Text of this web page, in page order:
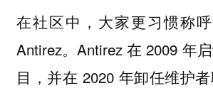
在社区中，大家更习惯称呼
Antirez。Antirez 在 2009 年
目，并在 2020 年卸任维护